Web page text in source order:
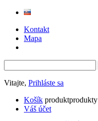
Kontakt
Mapa
Vitajte, Prihláste sa
Košík produktprodukty
Váš účet